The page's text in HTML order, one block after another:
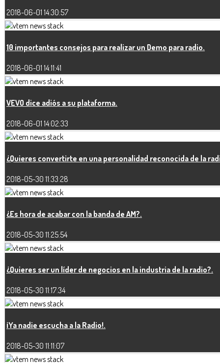
2018-06-01 14:30:57
10 importantes consejos para realizar un Demo para radio.
2018-06-01 14:11:41
VEVO dice adiós a su plataforma.
2018-06-01 14:02:33
¿Quieres convertirte en una personalidad reconocida de la
2018-05-30 11:33:28
¿Es hora de acabar con la banda de AM?.
2018-05-30 11:25:54
¿Quieres ser un líder de negocios en la industria de la radio?.
2018-05-30 11:17:34
¡Ya nadie escucha a la Radio!.
2018-05-30 11:11:07